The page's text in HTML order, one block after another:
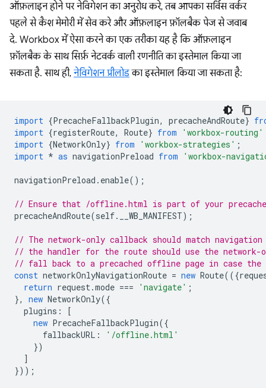
ऑफ़लाइन होने पर नेविगेशन का अनुरोध करे, तब आपका सर्विस वर्कर
पहले से कैश मेमोरी में सेव करे और ऑफ़लाइन फ़ॉलबैक पेज से जवाब
दे. Workbox में ऐसा करने का एक तरीका यह है कि ऑफ़लाइन
फ़ॉलबैक के साथ सिर्फ़ नेटवर्क वाली रणनीति का इस्तेमाल किया जा
सकता है. साथ ही, नेविगेशन प्रीलोडका इस्तेमाल किया जा सकता है:
import {PrecacheFallbackPlugin, precacheAndRoute}
import {registerRoute, Route} from 'workbox-routing'
import {NetworkOnly} from 'workbox-strategies' ;
import * as navigationPreload from 'workbox-
navigationPreload . enable();
// Ensure that /offline.html is part of your
precacheAndRoute(self. __WB_MANIFEST);
// The network-only callback should match navigation
// the handler for the route should use the
// fall back to a precached offline page in case
const networkOnlyNavigationRoute = new Route(({
return request.mode === 'navigate' ;
},
new NetworkOnly({
plugins :
[
new PrecacheFallbackPlugin({
fallbackURL :
'/offline.html'
})
]
}));